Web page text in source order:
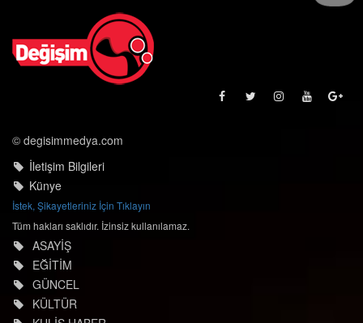
© degisimmedya.com
İletişim Bilgileri
Künye
İstek, Şikayetleriniz İçin Tıklayın
Tüm hakları saklıdır. İzinsiz kullanılamaz.
ASAYİŞ
EĞİTİM
GÜNCEL
KÜLTÜR